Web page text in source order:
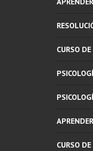
CURSO
CURSO